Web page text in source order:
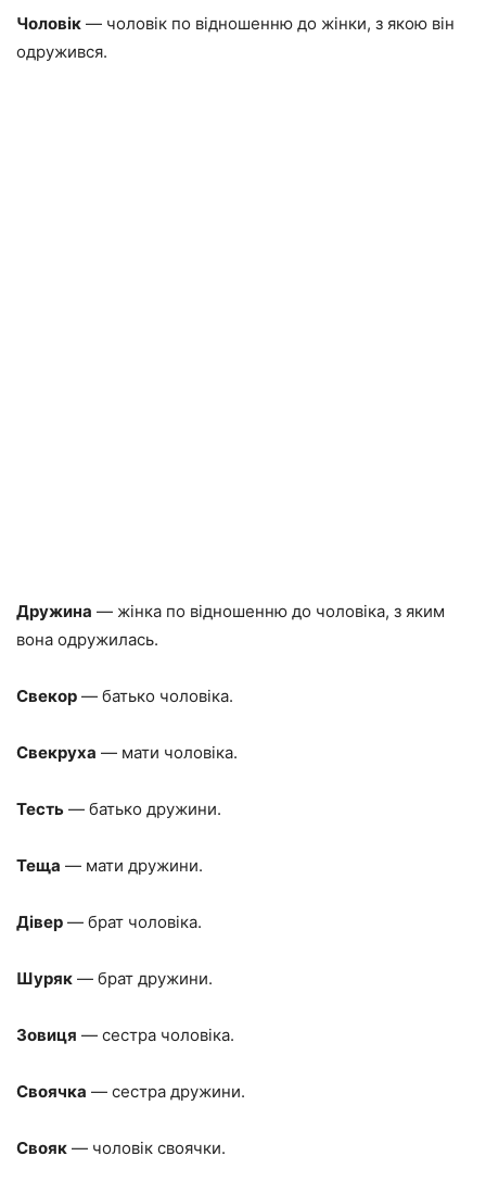
Чоловік — чоловік по відношенню до жінки, з якою він
одружився.
Дружина — жінка по відношенню до чоловіка, з яким
вона одружилась.
Свекор — батько чоловіка.
Свекруха — мати чоловіка.
Тесть — батько дружини.
Теща — мати дружини.
Дівер — брат чоловіка.
Шуряк — брат дружини.
Зовиця — сестра чоловіка.
Своячка — сестра дружини.
Свояк — чоловік своячки.